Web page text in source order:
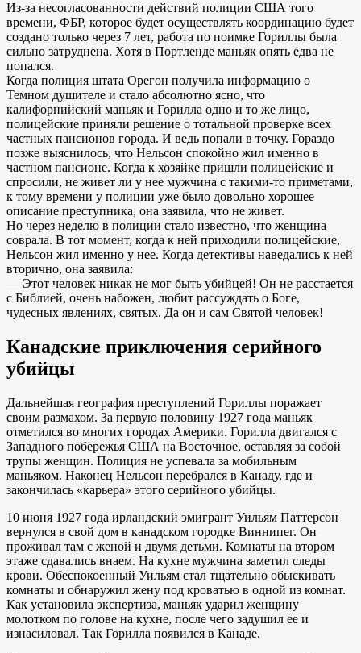
Из-за несогласованности действий полиции США того
времени, ФБР, которое будет осуществлять координацию будет
создано только через 7 лет, работа по поимке Гориллы была
сильно затруднена. Хотя в Портленде маньяк опять едва не
попался.
Когда полиция штата Орегон получила информацию о
Темном душителе и стало абсолютно ясно, что
калифорнийский маньяк и Горилла одно и то же лицо,
полицейские приняли решение о тотальной проверке всех
частных пансионов города. И ведь попали в точку. Гораздо
позже выяснилось, что Нельсон спокойно жил именно в
частном пансионе. Когда к хозяйке пришли полицейские и
спросили, не живет ли у нее мужчина с такими-то приметами,
к тому времени у полиции уже было довольно хорошее
описание преступника, она заявила, что не живет.
Но через неделю в полиции стало известно, что женщина
соврала. В тот момент, когда к ней приходили полицейские,
Нельсон жил именно у нее. Когда детективы наведались к ней
вторично, она заявила:
— Этот человек никак не мог быть убийцей! Он не расстается
с Библией, очень набожен, любит рассуждать о Боге,
чудесных явлениях, святых. Да он и сам Святой человек!
Канадские приключения серийного
убийцы
Дальнейшая география преступлений Гориллы поражает
своим размахом. За первую половину 1927 года маньяк
отметился во многих городах Америки. Горилла двигался с
Западного побережья США на Восточное, оставляя за собой
трупы женщин. Полиция не успевала за мобильным
маньяком. Наконец Нельсон перебрался в Канаду, где и
закончилась «карьера» этого серийного убийцы.
10 июня 1927 года ирландский эмигрант Уильям Паттерсон
вернулся в свой дом в канадском городке Виннипег. Он
проживал там с женой и двумя детьми. Комнаты на втором
этаже сдавались внаем. На кухне мужчина заметил следы
крови. Обеспокоенный Уильям стал тщательно обыскивать
комнаты и обнаружил жену под кроватью в одной из комнат.
Как установила экспертиза, маньяк ударил женщину
молотком по голове на кухне, после чего задушил ее и
изнасиловал. Так Горилла появился в Канаде.